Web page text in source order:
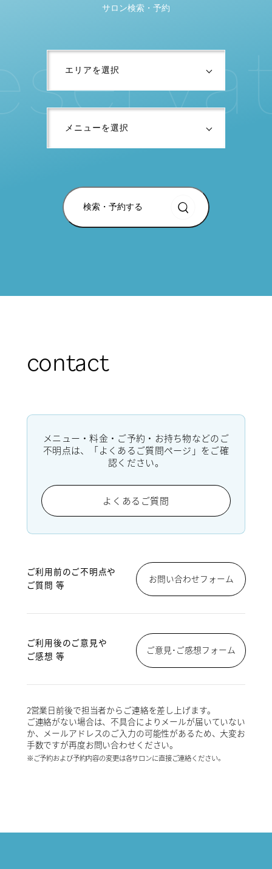
サロン検索・予約
検索・予約する
serva
contact
メニュー・料金・ご予約・お持ち物などのご
不明点は、「よくあるご質問ページ」をご確
認ください。
よくあるご質問
ご利用前のご不明点や
ご質問 等
お問い合わせフォーム
ご利用後のご意見や
ご感想 等
ご意見･ご感想フォーム
2営業日前後で担当者からご連絡を差し上げます。
ご連絡がない場合は、不具合によりメールが届いていない
か、メールアドレスのご入力の可能性があるため、大変お
手数ですが再度お問い合わせください。
※ご予約および予約内容の変更は各サロンに直接ご連絡ください。